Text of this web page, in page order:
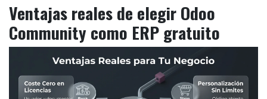
Ventajas reales de elegir Odoo
Community como ERP gratuito